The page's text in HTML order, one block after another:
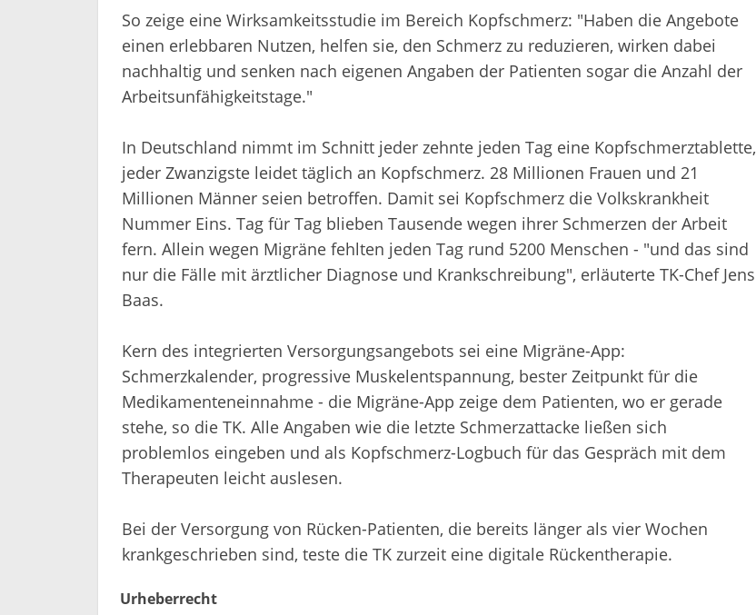
So zeige eine Wirksamkeitsstudie im Bereich Kopfschmerz: "Haben die Angebote
einen erlebbaren Nutzen, helfen sie, den Schmerz zu reduzieren, wirken dabei
nachhaltig und senken nach eigenen Angaben der Patienten sogar die Anzahl der
Arbeitsunfähigkeitstage."
In Deutschland nimmt im Schnitt jeder zehnte jeden Tag eine Kopfschmerztablette,
jeder Zwanzigste leidet täglich an Kopfschmerz. 28 Millionen Frauen und 21
Millionen Männer seien betroffen. Damit sei Kopfschmerz die Volkskrankheit
Nummer Eins. Tag für Tag blieben Tausende wegen ihrer Schmerzen der Arbeit
fern. Allein wegen Migräne fehlten jeden Tag rund 5200 Menschen - "und das sind
nur die Fälle mit ärztlicher Diagnose und Krankschreibung", erläuterte TK-Chef Jens
Baas.
Kern des integrierten Versorgungsangebots sei eine Migräne-App:
Schmerzkalender, progressive Muskelentspannung, bester Zeitpunkt für die
Medikamenteneinnahme - die Migräne-App zeige dem Patienten, wo er gerade
stehe, so die TK. Alle Angaben wie die letzte Schmerzattacke ließen sich
problemlos eingeben und als Kopfschmerz-Logbuch für das Gespräch mit dem
Therapeuten leicht auslesen.
Bei der Versorgung von Rücken-Patienten, die bereits länger als vier Wochen
krankgeschrieben sind, teste die TK zurzeit eine digitale Rückentherapie.
Urheberrecht